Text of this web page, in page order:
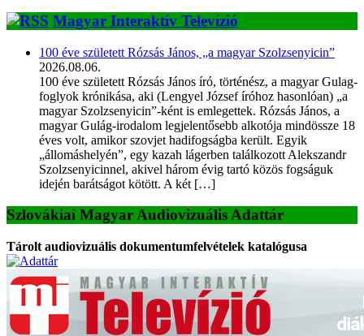
Magyar Interaktív Televízió
100 éve született Rózsás János, „a magyar Szolzsenyicin”
2026.08.06.
100 éve született Rózsás János író, történész, a magyar Gulag-
foglyok krónikása, aki (Lengyel József íróhoz hasonlóan) „a
magyar Szolzsenyicin”-ként is emlegettek. Rózsás János, a
magyar Gulág-irodalom legjelentősebb alkotója mindössze 18
éves volt, amikor szovjet hadifogságba került. Egyik
„állomáshelyén”, egy kazah lágerben találkozott Alekszandr
Szolzsenyicinnel, akivel három évig tartó közös fogságuk
idején barátságot kötött. A két […]
Szlovákiai Magyar Audiovizuális Adattár
Tárolt audiovizuális dokumentumfelvételek katalógusa